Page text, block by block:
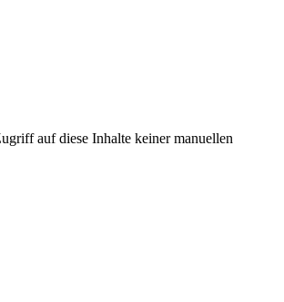
auf diese Inhalte keiner manuellen